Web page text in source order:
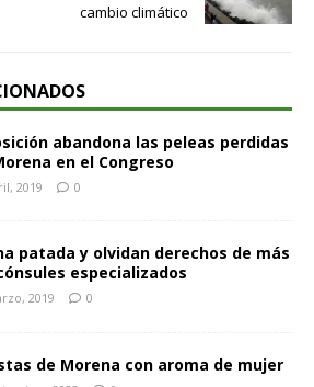
cambio climático
abandona las peleas perdidas
en el Congreso
2019 0
patada y olvidan derechos de más
especializados
2019 0
de Morena con aroma de mujer